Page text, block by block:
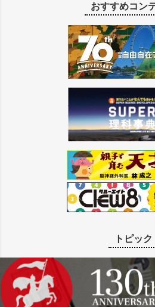
おすすめコン
トピック